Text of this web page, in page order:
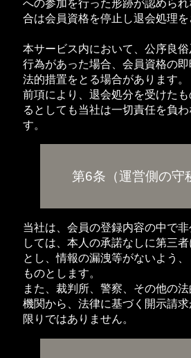
への参加を行った形跡が認めら
合は会員資格を停止し退会処理を
本サービス内において、公序良
行為があった場合、会員資格の即
法的措置をとる場合があります。
前項により、退会処分を受けた
るとしても当社は一切責任を負
す。
第6条（運営側の守
当社は、会員の登録内容の中で
しては、本人の承諾なしに第三
とし、情報の漏洩等がないよう
ものとします。
また、裁判所、警察、その他の
機関から、法律に基づく開示請
限りではありません。